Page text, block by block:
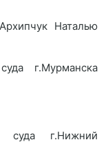
Наталью
г.Мурманска
суда г.Нижний